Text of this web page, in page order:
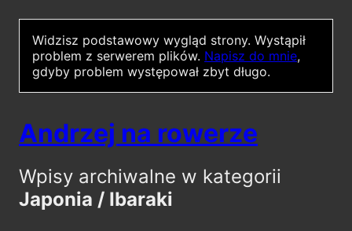
Widzisz podstawowy wygląd strony. Wystąpił
problem z serwerem plików. Napisz do mnie,
gdyby problem występował zbyt długo.
Andrzej na rowerze
Wpisy archiwalne w kategorii
Japonia / Ibaraki